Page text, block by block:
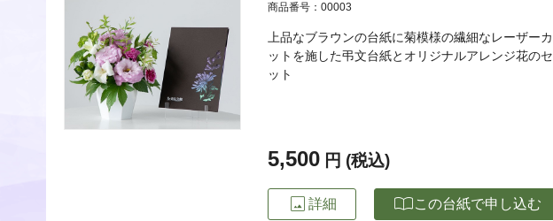
商品番号：00003
上品なブラウンの台紙に菊模様の繊細なレーザーカ
ットを施した弔文台紙とオリジナルアレンジ花のセ
ット
5,500 円 (税込)
image 詳細 import_contactsこの台紙で申し込む